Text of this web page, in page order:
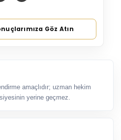
Göz Atın
amaçlıdır; uzman hekim
yerine geçmez.